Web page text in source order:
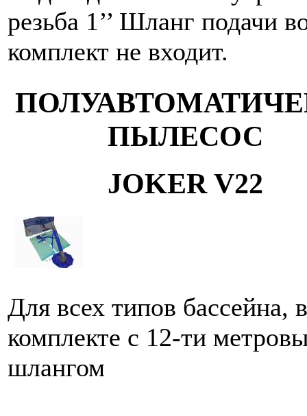
резьба 1’’ Шланг подачи
комплект не входит.
ПЫЛЕСОС
JOKER V22
Для всех типов бассейна, в
комплекте с 12-ти
шлангом